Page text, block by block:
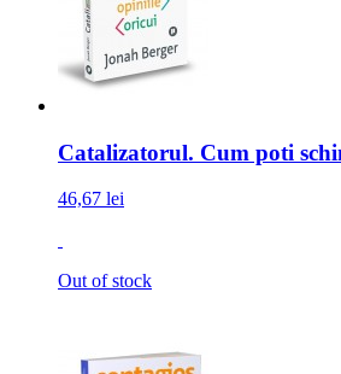
Catalizatorul. Cum poti
46,67 lei
Out of stock